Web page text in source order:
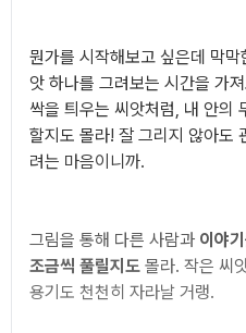
뭔가를 시작해보고 싶은데 막
앗 하나를 그려보는 시간을 가
싹을 틔우는 씨앗처럼, 내 안의
할지도 몰라! 잘 그리지 않아도
려는 마음이니까.
그림을 통해 다른 사람과 이야
조금씩 풀릴지도 몰라. 작은 씨
용기도 천천히 자라날 거랭.